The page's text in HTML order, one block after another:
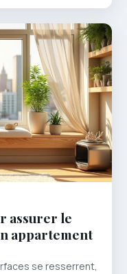
assurer le
appartement
se resserrent,